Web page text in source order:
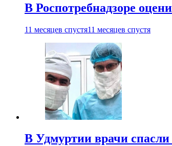
В Роспотребнадзоре
11 месяцев спустя11 месяцев спустя
В Удмуртии врачи